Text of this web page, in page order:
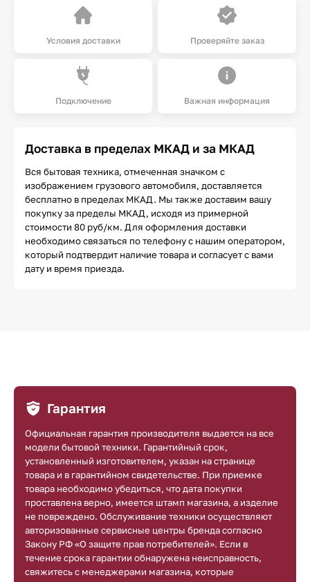
Условия доставки Проверяйте заказ
Подключение Важная информация
Доставка в пределах МКАД и за МКАД
Вся бытовая техника, отмеченная значком с
изображением грузового автомобиля, доставляется
бесплатно в пределах МКАД. Мы также доставим вашу
покупку за пределы МКАД, исходя из примерной
стоимости 80 руб/км. Для оформления доставки
необходимо связаться по телефону с нашим оператором,
который подтвердит наличие товара и согласует с вами
дату и время приезда.
Гарантия
Официальная гарантия производителя выдается на все
модели бытовой техники. Гарантийный срок,
установленный изготовителем, указан на странице
товара и в гарантийном свидетельстве. При приемке
товара необходимо убедиться, что дата покупки
проставлена верно, имеется штамп магазина, а изделие
не повреждено. Обслуживание техники осуществляют
авторизованные сервисные центры бренда согласно
Закону РФ «О защите прав потребителей». Если в
течение срока гарантии обнаружена неисправность,
свяжитесь с менеджерами магазина, которые